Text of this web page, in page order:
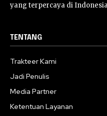
yang terpercaya di
TENTANG
Trakteer Kami
Jadi Penulis
Media Partner
Ketentuan Layanan